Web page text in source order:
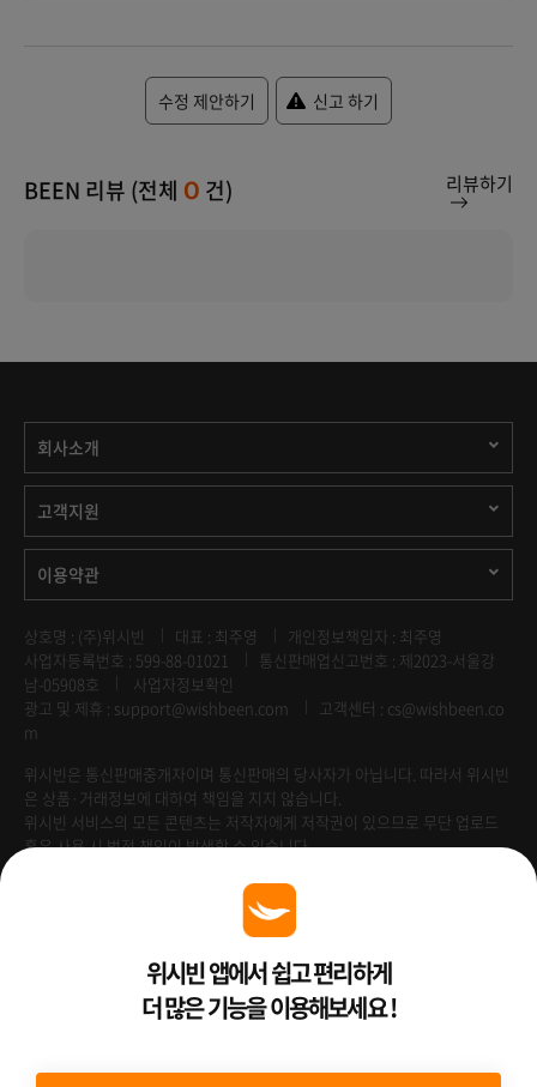
수정 제안하기 신고 하기
BEEN 리뷰 (전체 0 건) 리뷰하기
회사소개
고객지원
이용약관
상호명 : (주)위시빈 대표 : 최주영
개인정보책임자 : 최주영
사업자등록번호 : 599-88-01021
통신판매업신고번호 : 제2023-서울강
남-05908호
사업자정보확인
광고 및 제휴 : support@wishbeen.com
고객센터 : cs@wishbeen.co
m
위시빈은 통신판매중개자이며 통신판매의 당사자가 아닙니다. 따라서 위시빈
은 상품·거래정보에 대하여 책임을 지지 않습니다.
위시빈 서비스의 모든 콘텐츠는 저작자에게 저작권이 있으므로 무단 업로드
혹은 사용 시 법적 책임이 발생할 수 있습니다.
Venture Enterprise위시빈 앱에서 쉽고 편리하게
더 많은 기능을 이용해보세요 !